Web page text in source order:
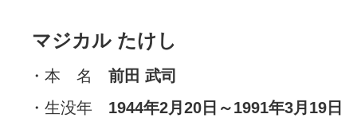
マジカル たけし
・本 名 前田 武司
・生没年 1944年2月20日～1991年3月19日